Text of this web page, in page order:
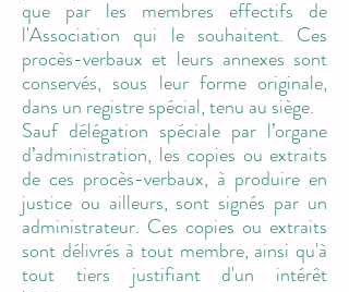
que par les membres effectifs de
l'Association qui le souhaitent. Ces
procès-verbaux et leurs annexes sont
conservés, sous leur forme originale,
dans un registre spécial, tenu au siège.
Sauf délégation spéciale par l’organe
d’administration, les copies ou extraits
de ces procès-verbaux, à produire en
justice ou ailleurs, sont signés par un
administrateur. Ces copies ou extraits
sont délivrés à tout membre, ainsi qu'à
tout tiers justifiant d'un intérêt